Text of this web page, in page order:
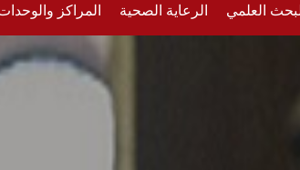
العلمي الرعاية الصحية المراكز